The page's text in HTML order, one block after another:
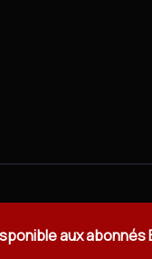
aux abonnés